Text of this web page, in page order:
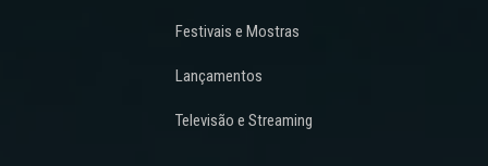
Festivais e Mostras
Lançamentos
Televisão e Streaming